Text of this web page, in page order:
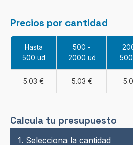
Precios por cantidad
Hasta
500 ud
500 -
2000 ud
5.03 € 5.03 €
Calcula tu presupuesto
1. Selecciona la cantidad